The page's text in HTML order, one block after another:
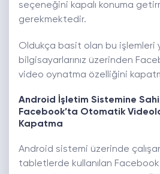
seçeneğini kapalı konuma
gerekmektedir.
Oldukça basit olan bu işlemleri
bilgisayarlarınız üzerinden
video oynatma özelliğini
Android İşletim Sistemine
Facebook’ta Otomatik
Kapatma
Android sistemi üzerinde
tabletlerde kullanılan